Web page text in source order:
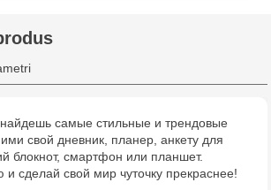
- str. Alexandru Cel Bun, 5
самые стильные и трендовые
свой дневник, планер, анкету для
блокнот, смартфон или планшет.
сделай свой мир чуточку прекраснее!